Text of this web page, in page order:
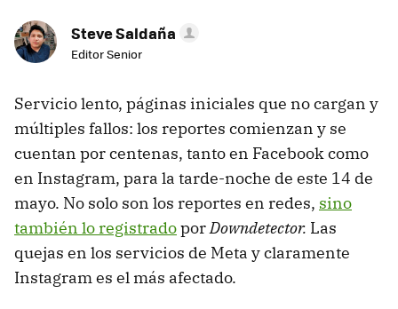
Steve Saldaña
Editor Senior
Servicio lento, páginas iniciales que no cargan y
múltiples fallos: los reportes comienzan y se
cuentan por centenas, tanto en Facebook como
en Instagram, para la tarde-noche de este 14 de
mayo. No solo son los reportes en redes, sino
también lo registradoporDowndetector. Las
quejas en los servicios de Meta y claramente
Instagram es el más afectado.